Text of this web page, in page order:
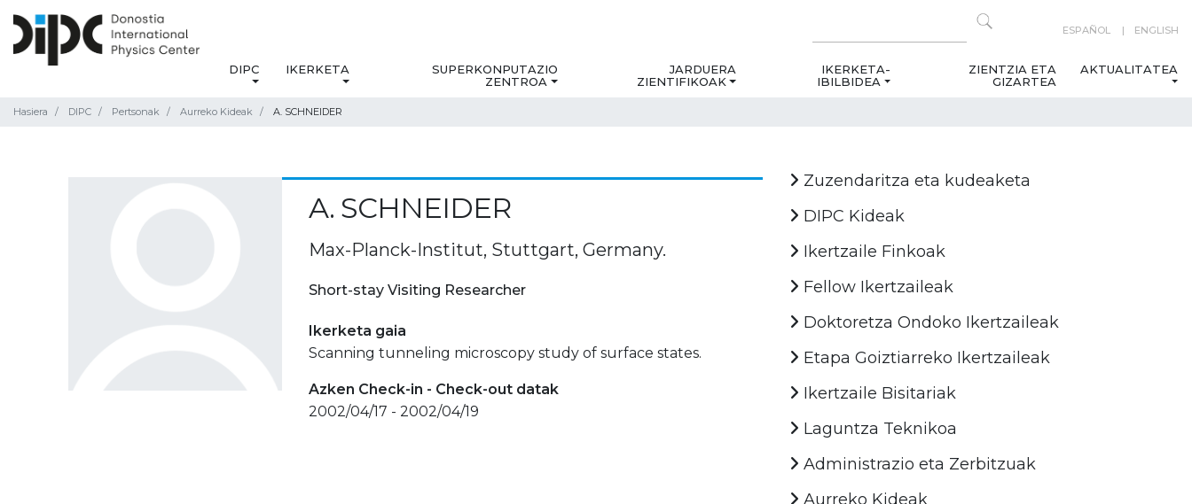
ESPAÑOL ENGLISH
DIPC IKERKETA
SUPERKONPUTAZIO
ZENTROA
JARDUERA
ZIENTIFIKOAK
IKERKETA-
IBILBIDEA
ZIENTZIA ETA
GIZARTEA
AKTUALITATEA
Hasiera DIPC Pertsonak Aurreko Kideak A. SCHNEIDER
A. SCHNEIDER
Max-Planck-Institut, Stuttgart, Germany.
Short-stay Visiting Researcher
Ikerketa gaia
Scanning tunneling microscopy study of surface states.
Azken Check-in - Check-out datak
2002/04/17 - 2002/04/19
Zuzendaritza eta kudeaketa
DIPC Kideak
Ikertzaile Finkoak
Fellow Ikertzaileak
Doktoretza Ondoko Ikertzaileak
Etapa Goiztiarreko Ikertzaileak
Ikertzaile Bisitariak
Laguntza Teknikoa
Administrazio eta Zerbitzuak
Aurreko Kideak